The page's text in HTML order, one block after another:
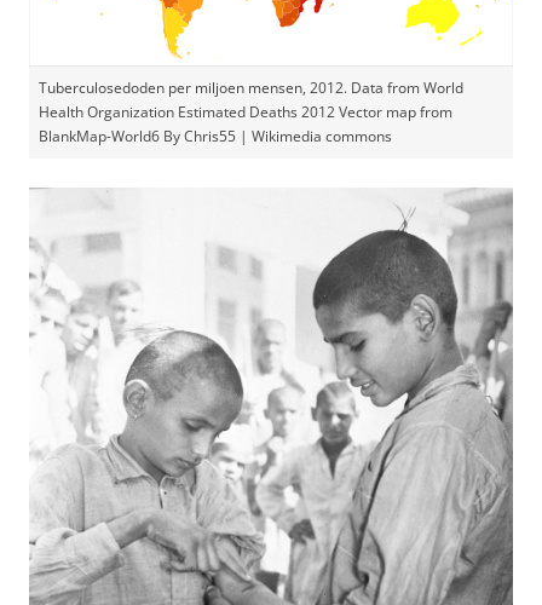
Tuberculosedoden per miljoen mensen, 2012. Data from World
Health Organization Estimated Deaths 2012 Vector map from
BlankMap-World6 By Chris55 | Wikimedia commons